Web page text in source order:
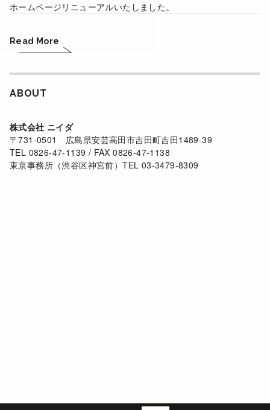
ホームページリニューアルいたしました。
Read More
ABOUT
株式会社 ニイダ
〒731-0501 広島県安芸高田市吉田町吉田1489-39
TEL 0826-47-1139 / FAX 0826-47-1138
東京事務所（渋谷区神宮前）TEL 03-3479-8309